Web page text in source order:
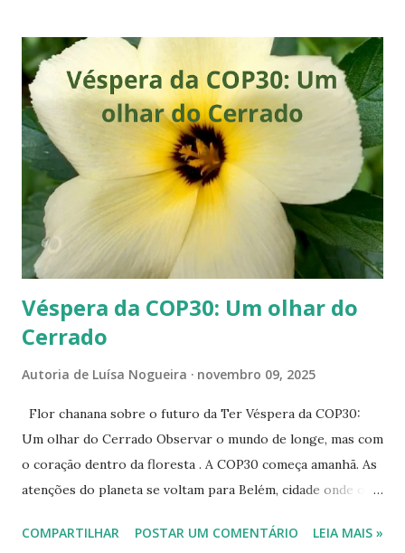
gramado, a silhueta curva de Messi, com a medalha de prata
pesando como gravidade pura, tornou-se o espelho da
nossa própria fragilidade. O Messi, naquela imagem de
ontem, tornou-se um símbolo universal da humanidade em
seu momento de introspecção. O que vimos não foi apenas
um atleta derrotado, mas um homem que, após uma vida
inteira de conquistas monumentais, encontrou-se frente a
frente com a finitude do seu próprio auge. Aquele
momento em que ele levanta a cabeça e observa a
celebração alhei...
Véspera da COP30: Um olhar do
Cerrado
Autoria de Luísa Nogueira novembro 09, 2025
Flor chanana sobre o futuro da Ter Véspera da COP30:
Um olhar do Cerrado Observar o mundo de longe, mas com
o coração dentro da floresta . A COP30 começa amanhã. As
atenções do planeta se voltam para Belém, cidade onde o
imagens já circulam: o príncipe William brincando com
COMPARTILHAR POSTAR UM COMENTÁRIO LEIA MAIS »